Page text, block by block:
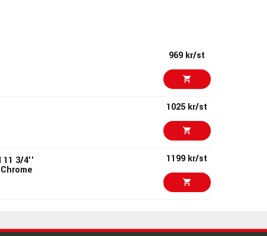
969 kr/st
1025 kr/st
11 3/4'' 1199 kr/st